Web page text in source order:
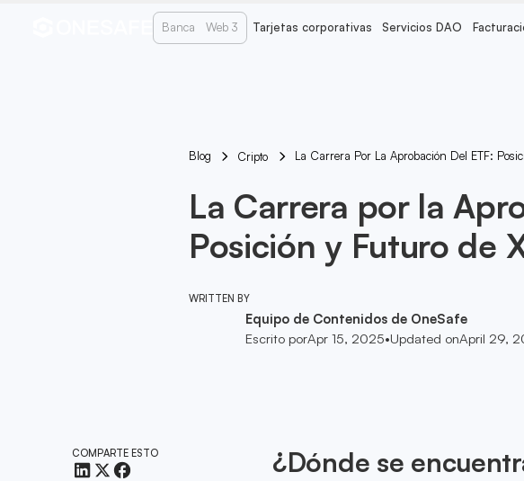
Banca Web 3 Tarjetas corporativas Servicios DAO
Blog Cripto La Carrera Por La Aprobación Del ETF:
La Carrera por la
Posición y Futuro de
WRITTEN BY
Equipo de Contenidos de OneSafe
Escrito porApr 15, 2025•Updated onApril 29,
COMPARTE ESTO
¿Dónde se